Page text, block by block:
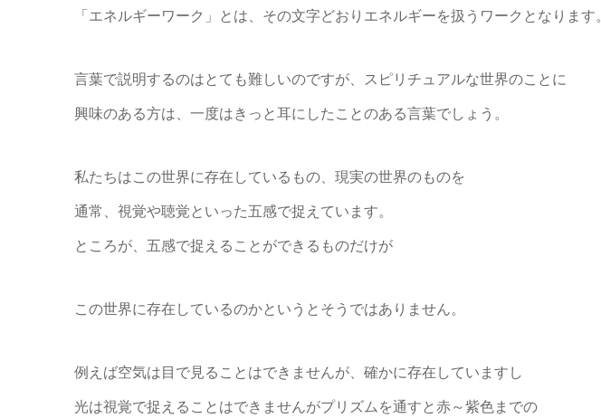
「エネルギーワーク」とは、その文字どおりエネルギーを扱うワークとなります。
言葉で説明するのはとても難しいのですが、スピリチュアルな世界のことに
興味のある方は、一度はきっと耳にしたことのある言葉でしょう。
私たちはこの世界に存在しているもの、現実の世界のものを
通常、視覚や聴覚といった五感で捉えています。
ところが、五感で捉えることができるものだけが
この世界に存在しているのかというとそうではありません。
例えば空気は目で見ることはできませんが、確かに存在していますし
光は視覚で捉えることはできませんがプリズムを通すと赤～紫色までの